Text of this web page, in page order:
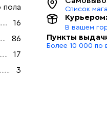
пола
16
86
17
3
Список
Курьером:
В вашем
Пункты
Более 10 000 по